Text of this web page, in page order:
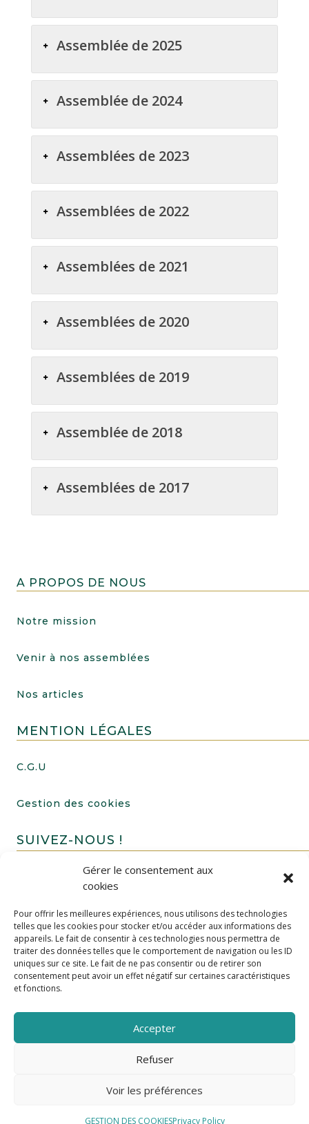
Gérer le consentement aux
cookies
Pour offrir les meilleures expériences, nous utilisons des technologies
telles que les cookies pour stocker et/ou accéder aux informations des
appareils. Le fait de consentir à ces technologies nous permettra de
traiter des données telles que le comportement de navigation ou les ID
uniques sur ce site. Le fait de ne pas consentir ou de retirer son
consentement peut avoir un effet négatif sur certaines caractéristiques
et fonctions.
Accepter
Refuser
Voir les préférences
GESTION DES COOKIESPrivacy Policy
Assemblée de 2025
Assemblée de 2024
Assemblées de 2023
Assemblées de 2022
Assemblées de 2021
Assemblées de 2020
Assemblées de 2019
Assemblée de 2018
Assemblées de 2017
A PROPOS DE NOUS
Notre mission
Venir à nos assemblées
Nos articles
MENTION LÉGALES
C.G.U
Gestion des cookies
SUIVEZ-NOUS !
FAIRE UN DON